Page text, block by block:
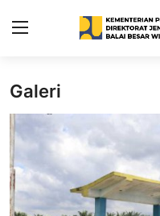
Home
SDA-net
Profil
PU-net
Galeri